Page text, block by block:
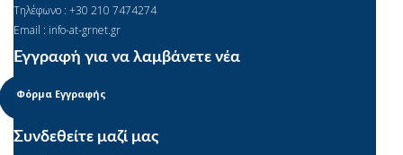
Τηλέφωνο : +30 210 7474274
Email : info-at-grnet.gr
Εγγραφή για να λαμβάνετε νέα
Φόρμα Εγγραφής
Συνδεθείτε μαζί μας